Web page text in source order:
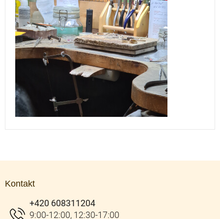
Kontakt
+420 608311204